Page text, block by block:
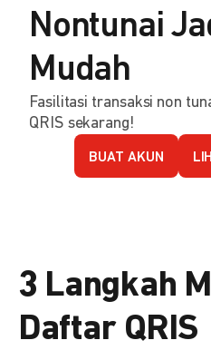
Nontunai
Mudah
Fasilitasi transaksi non
QRIS sekarang!
BUAT AKUN
3 Langkah
Daftar QRIS